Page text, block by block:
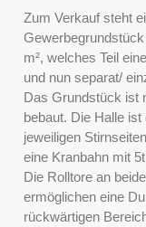
Zum Verkauf steht
m², welches Teil
und nun separat/
Das Grundstück ist
bebaut. Die Halle
jeweiligen
eine Kranbahn mit
Die Rolltore an
ermöglichen eine
rückwärtigen